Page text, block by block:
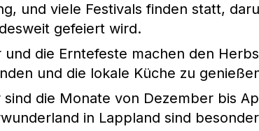
und viele Festivals finden statt,
gefeiert wird.
die Erntefeste machen den
und die lokale Küche zu
die Monate von Dezember bis
in Lappland sind